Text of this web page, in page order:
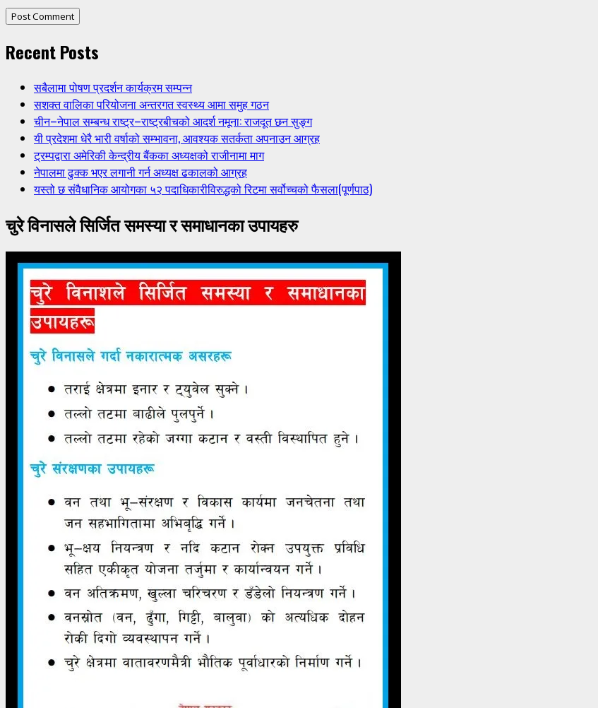
Recent Posts
सबैलामा पोषण प्रदर्शन कार्यक्रम सम्पन्न
सशक्त वालिका परियोजना अन्तरगत स्वस्थ्य आमा समुह गठन
चीन–नेपाल सम्बन्ध राष्ट्र–राष्ट्रबीचको आदर्श नमूना: राजदूत छन सुङ्ग
यी प्रदेशमा धेरै भारी वर्षाको सम्भावना, आवश्यक सतर्कता अपनाउन आग्रह
ट्रम्पद्वारा अमेरिकी केन्द्रीय बैंकका अध्यक्षको राजीनामा माग
नेपालमा ढुक्क भएर लगानी गर्न अध्यक्ष ढकालको आग्रह
यस्तो छ संवैधानिक आयोगका ५२ पदाधिकारीविरुद्धको रिटमा सर्वोच्चको फैसला(पूर्णपाठ)
चुरे विनासले सिर्जित समस्या र समाधानका उपायहरु